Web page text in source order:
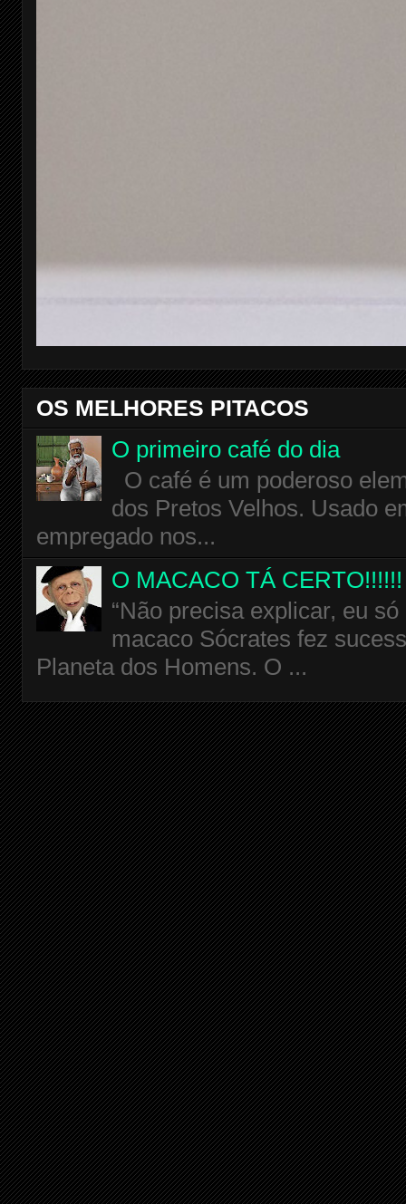
OS MELHORES PITACOS
O primeiro café do dia
O café é um poderoso
dos Pretos Velhos. Usado
empregado nos...
O MACACO TÁ CERTO!!!!!!
“Não precisa explicar, eu
macaco Sócrates fez
Planeta dos Homens. O ...